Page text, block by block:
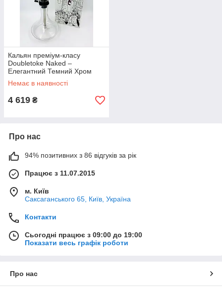
Кальян преміум-класу
Doubletoke Naked –
Елегантний Темний Хром
Немає в наявності
4 619 ₴
Про нас
94% позитивних з 86 відгуків за рік
Працює з 11.07.2015
м. Київ
Саксаганського 65, Київ, Україна
Контакти
Сьогодні працює з 09:00 до 19:00
Показати весь графік роботи
Про нас